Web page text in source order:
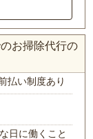
お掃除代行の
払い制度あり
日に働くこと